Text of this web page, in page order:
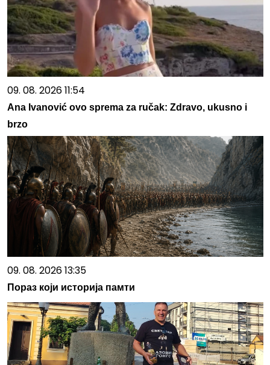
09. 08. 2026 11:54
Ana Ivanović ovo sprema za ručak: Zdravo, ukusno i
brzo
09. 08. 2026 13:35
Пораз који историја памти